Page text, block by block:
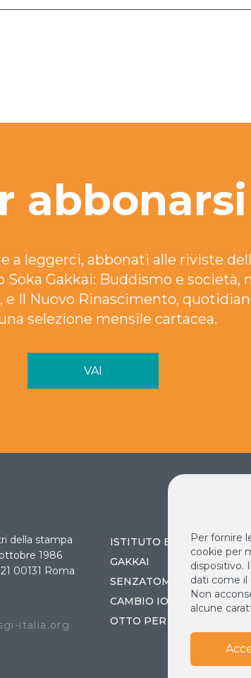
abbonarsi
a leggerci, abbonati alle riviste
Soka Gakkai: Buddismo e società,
e Il Nuovo Rinascimento,
selezione mensile cartacea.
VAI
della stampa
1986
00131 Roma
italia.org
ISTITUTO BUDDISTA
GAKKAI
SENZATOMICA
CAMBIO IO / CAMBIA IL
OTTO PER MILLE
Per fornire
cookie per
dispositivo.
dati come
Non
alcune